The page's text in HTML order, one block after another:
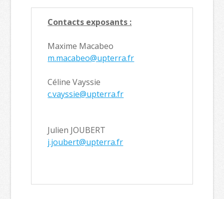
Contacts exposants :
Maxime Macabeo
m.macabeo@upterra.fr
Céline Vayssie
c.vayssie@upterra.fr
Julien JOUBERT
j.joubert@upterra.fr